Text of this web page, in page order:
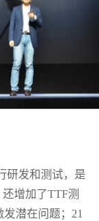
研发和测试，是
增加了TTF测
发潜在问题；21